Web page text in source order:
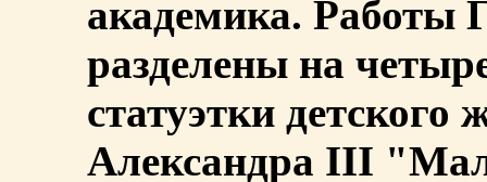
академика. Работы
разделены на
статуэтки детского
Александра III